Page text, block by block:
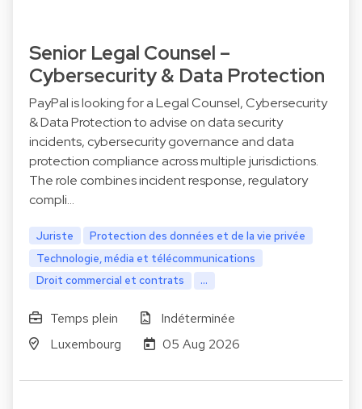
Senior Legal Counsel –
Cybersecurity & Data Protection
PayPal is looking for a Legal Counsel, Cybersecurity
& Data Protection to advise on data security
incidents, cybersecurity governance and data
protection compliance across multiple jurisdictions.
The role combines incident response, regulatory
compli…
Juriste
Protection des données et de la vie privée
Technologie, média et télécommunications
Droit commercial et contrats
...
Temps plein
Indéterminée
Luxembourg
05 Aug 2026